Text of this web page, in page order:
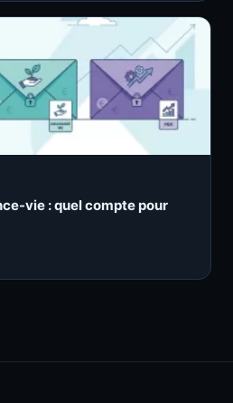
vie : quel compte pour